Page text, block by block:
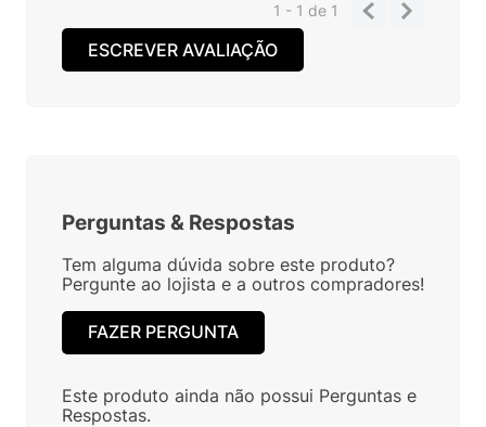
1 - 1de 1
ESCREVER AVALIAÇÃO
Perguntas & Respostas
Tem alguma dúvida sobre este produto?
Pergunte ao lojista e a outros compradores!
FAZER PERGUNTA
Este produto ainda não possui Perguntas e
Respostas.